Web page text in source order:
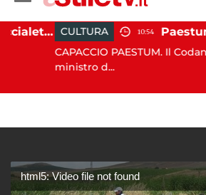
Martina Carbonaro, braccialetto elettronico per i genitori della 14enne uccisa dall'ex CULTURA 10:54
CAPACCIO PAESTUM. Il
ministro d...
html5: Video file not found